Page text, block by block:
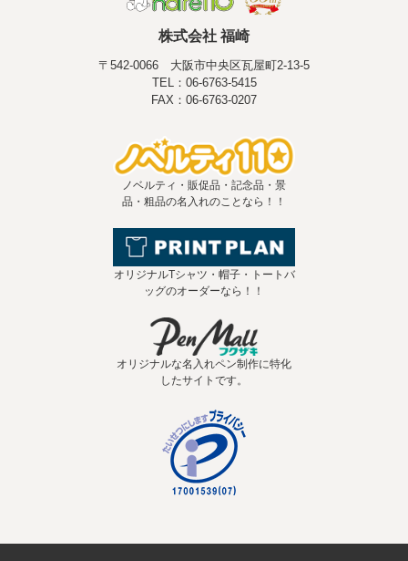
株式会社 福崎
〒542-0066 大阪市中央区瓦屋町2-13-5
TEL：06-6763-5415
FAX：06-6763-0207
ノベルティ・販促品・記念品・景
品・粗品の名入れのことなら！！
オリジナルTシャツ・帽子・トートバ
ッグのオーダーなら！！
オリジナルな名入れペン制作に特化
したサイトです。